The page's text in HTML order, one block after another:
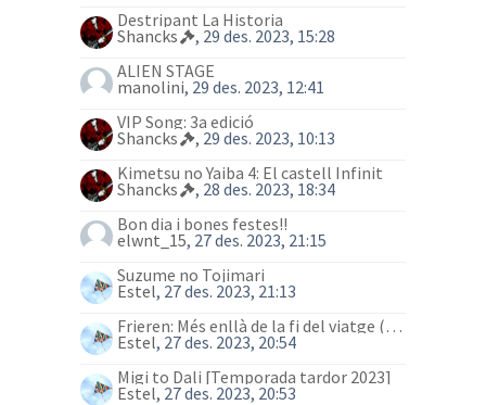
Destripant La Historia
Shancks
, 29 des. 2023, 15:28
ALIEN STAGE
manolini, 29 des. 2023, 12:41
VIP Song: 3a edició
Shancks
, 29 des. 2023, 10:13
Kimetsu no Yaiba 4: El castell Infinit
Shancks
, 28 des. 2023, 18:34
Bon dia i bones festes!!
elwnt_15, 27 des. 2023, 21:15
Suzume no Tojimari
Estel, 27 des. 2023, 21:13
Frieren: Més enllà de la fi del viatge (anime)
Estel, 27 des. 2023, 20:54
Migi to Dali [Temporada tardor 2023]
Estel, 27 des. 2023, 20:53